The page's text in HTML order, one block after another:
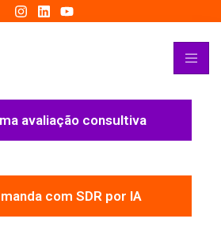
avaliação consultiva
com SDR por IA